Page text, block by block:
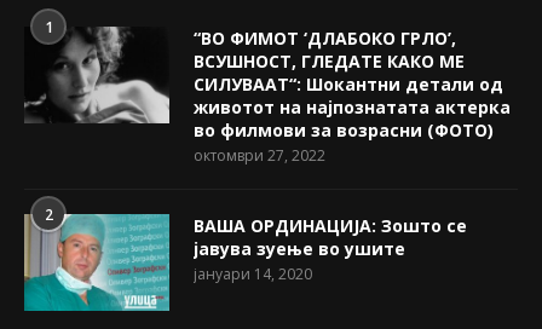
1
“ВО ФИМОТ ‘ДЛАБОКО ГРЛО’,
ВСУШНОСТ, ГЛЕДАТЕ КАКО МЕ
СИЛУВААТ“: Шокантни детали од
животот на најпознатата актерка
во филмови за возрасни (ФОТО)
октомври 27, 2022
2
ВАША ОРДИНАЦИЈА: Зошто се
јавува зуење во ушите
јануари 14, 2020